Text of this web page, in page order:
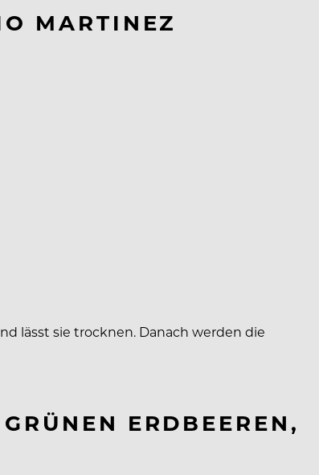
MARTINEZ
lässt sie trocknen. Danach werden die
ERDBEEREN,